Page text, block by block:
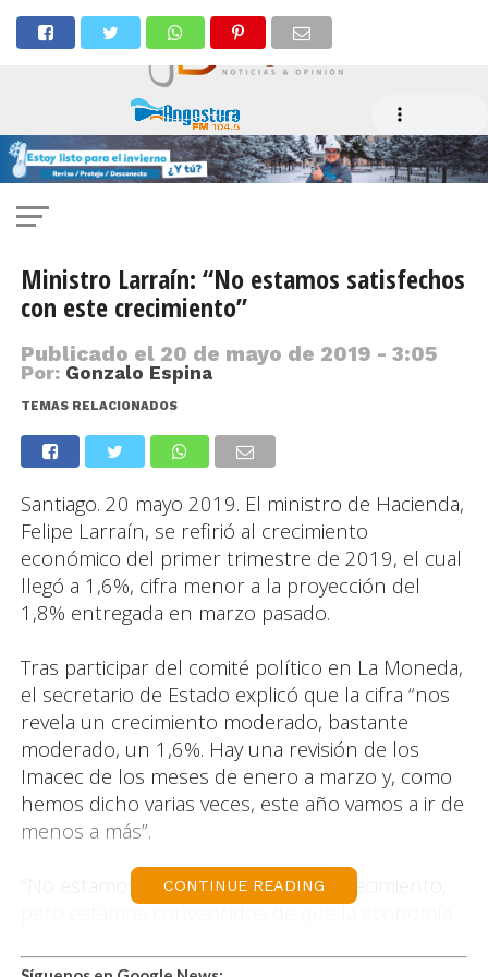
Ministro Larraín: “No estamos satisfechos
con este crecimiento”
Publicado el 20 de mayo de 2019 - 3:05
Por: Gonzalo Espina
TEMAS RELACIONADOS
Santiago. 20 mayo 2019. El ministro de Hacienda,
Felipe Larraín, se refirió al crecimiento
económico del primer trimestre de 2019, el cual
llegó a 1,6%, cifra menor a la proyección del
1,8% entregada en marzo pasado.
Tras participar del comité político en La Moneda,
el secretario de Estado explicó que la cifra “nos
revela un crecimiento moderado, bastante
moderado, un 1,6%. Hay una revisión de los
Imacec de los meses de enero a marzo y, como
hemos dicho varias veces, este año vamos a ir de
menos a más”.
“No estamos satisfechos con este crecimiento,
pero estamos convencidos de que la economía
durante el segundo semestre de este año. Este
CONTINUE READING